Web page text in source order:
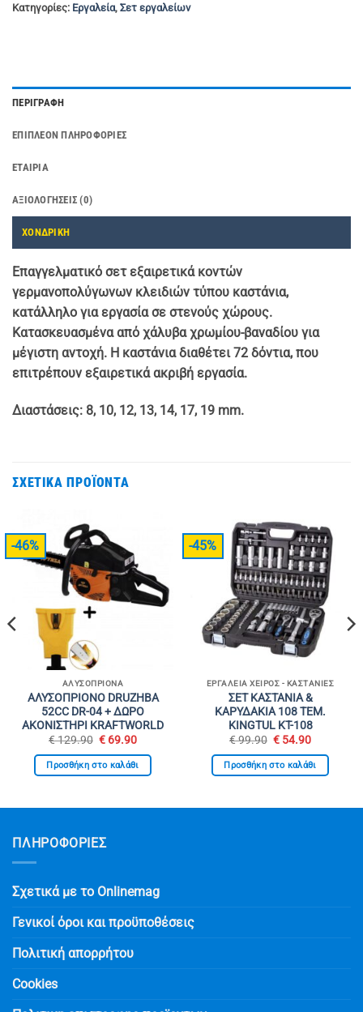
Κατηγορίες: Εργαλεία, Σετ εργαλείων
ΠΕΡΙΓΡΑΦΉ
ΕΠΙΠΛΈΟΝ ΠΛΗΡΟΦΟΡΊΕΣ
ΕΤΑΙΡΊΑ
ΑΞΙΟΛΟΓΉΣΕΙΣ (0)
ΧΟΝΔΡΙΚΗ
Επαγγελματικό σετ εξαιρετικά κοντών
γερμανοπολύγωνων κλειδιών τύπου καστάνια,
κατάλληλο για εργασία σε στενούς χώρους.
Κατασκευασμένα από χάλυβα χρωμίου-βαναδίου για
μέγιστη αντοχή. Η καστάνια διαθέτει 72 δόντια, που
επιτρέπουν εξαιρετικά ακριβή εργασία.
Διαστάσεις: 8, 10, 12, 13, 14, 17, 19 mm.
ΣΧΕΤΙΚΆ ΠΡΟΪΌΝΤΑ
-46%
ΑΛΥΣΟΠΡΊΟΝΑ
ΑΛΥΣΟΠΡΙΟΝΟ DRUZHBA
52CC DR-04 + ΔΩΡΟ
ΑΚΟΝΙΣΤΗΡΙ KRAFTWORLD
€129.90 Original
was:
€ 129.90.
€ 69.90Η
τιμή
είναι:
Προσθήκη στο καλάθι
-45%
ΕΡΓΑΛΕΊΑ ΧΕΙΡΌΣ - ΚΑΣΤΆΝΙΕΣ
ΣΕΤ ΚΑΣΤΑΝΙΑ &
ΚΑΡΥΔΑΚΙΑ 108 ΤΕΜ.
KINGTUL KT-108
€99.90 Original
was:
€ 99.90.
€ 54.90Η
τιμή
είναι:
Προσθήκη στο καλάθι
ΠΛΗΡΟΦΟΡΙΕΣ
Σχετικά με το Onlinemag
Γενικοί όροι και προϋποθέσεις
Πολιτική απορρήτου
Cookies